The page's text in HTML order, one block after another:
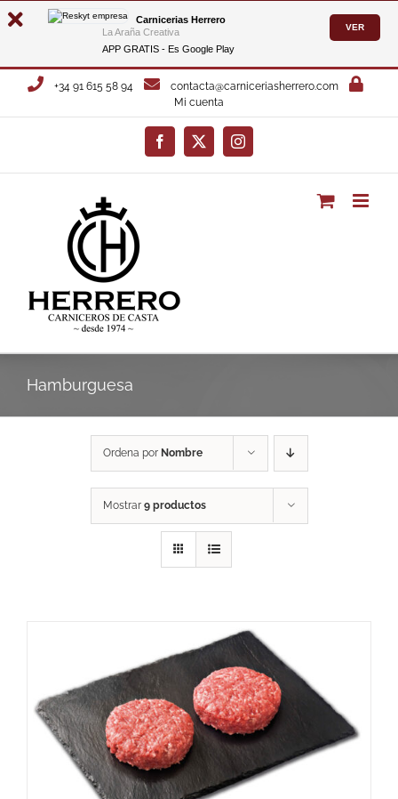
Carnicerias Herrero
La Araña Creativa
APP GRATIS - Es Google Play
VER
Saltar
+34 91 615 58 94
contacta@carniceriasherrero.com
Mi cuenta
Facebook
X Instagram
Hamburguesa
Ordena por Nombre
Mostrar 9 productos